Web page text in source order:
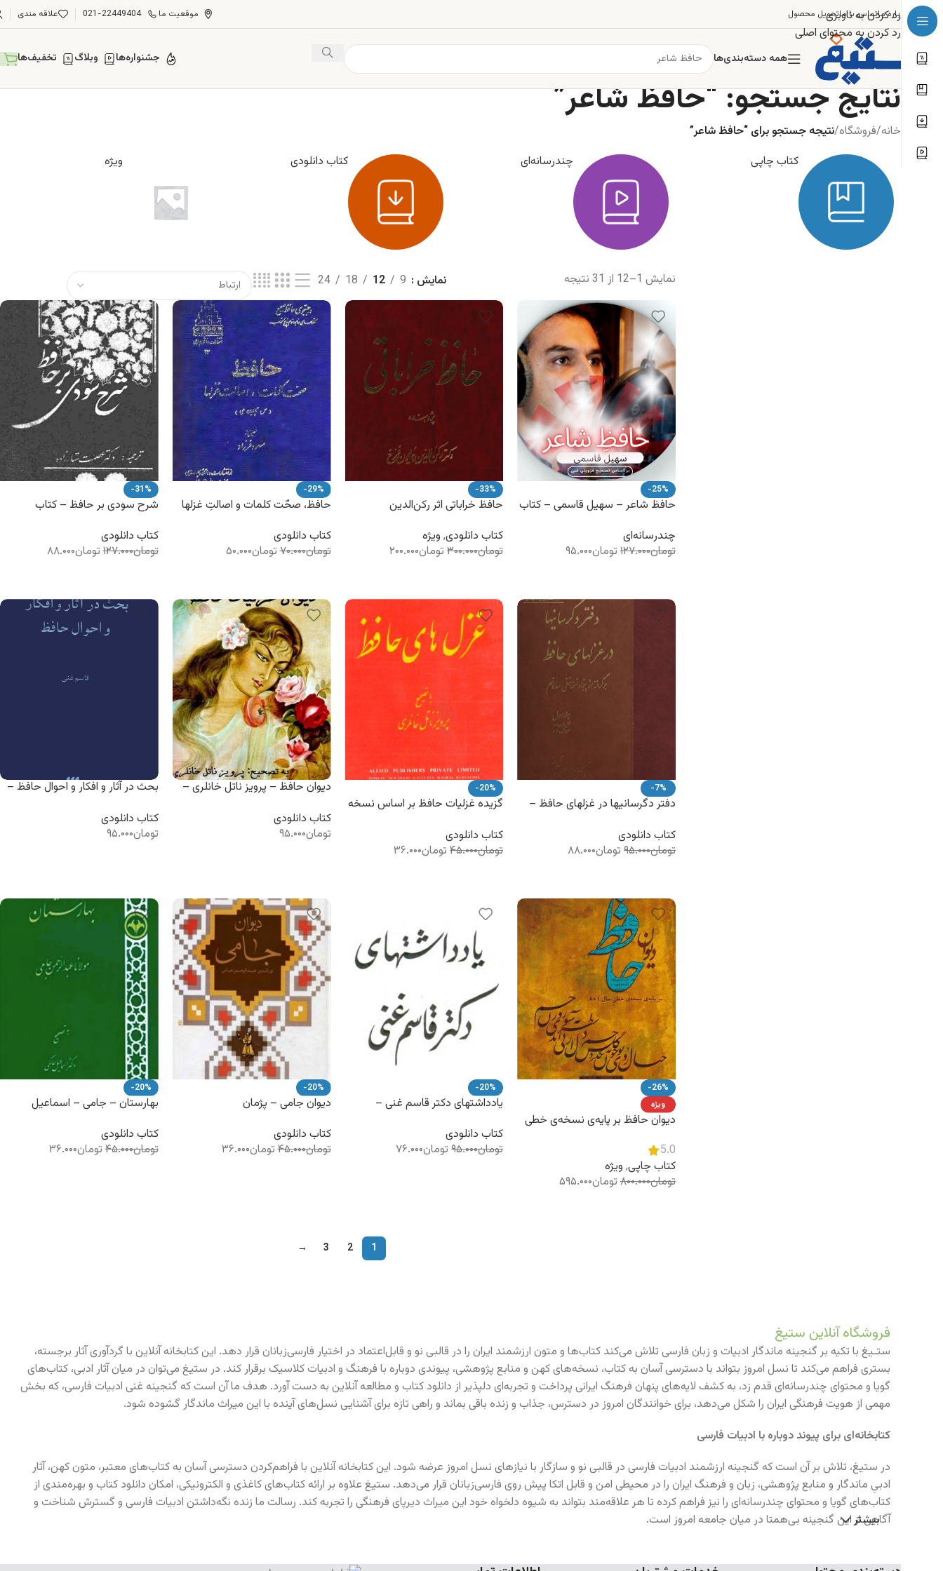
رد کردن به ناوبری
رد کردن به محتوای اصلی
درباره ماتماس با ماتحویل محصول موقعیت ما 021-22449404 علاقه مندی
همه دسته‌بندی‌ها جشنواره‌ها وبلاگ تخفیف‌ها
نتایج جستجو: “حافظ شاعر”
خانه/فروشگاه/نتیجه جستجو برای “حافظ شاعر”
کتاب چاپی
چندرسانه‌ای کتاب دانلودی ویژه
نمایش 1–12 از 31 نتیجه نمایش 9
12
18
24
-25%
حافظ شاعر – سهیل قاسمی – کتاب
چندرسانه‌ای
تومان۱۲۷.۰۰۰ تومان۹۵.۰۰۰
-33%
حافظ خراباتی اثر رکن‌الدین
کتاب دانلودی, ویژه
تومان۳۰۰.۰۰۰ تومان۲۰۰.۰۰۰
-29%
حافظ، صحّت کلمات و اصالتِ غزلها
کتاب دانلودی
تومان۷۰.۰۰۰تومان۵۰.۰۰۰
-31%
شرح سودی بر حافظ – کتاب
کتاب دانلودی
تومان۱۲۷.۰۰۰تومان۸۸.۰۰۰
-7%
دفتر دگرسانیها در غزلهای حافظ –
الکترونیکی
کتاب دانلودی
تومان۹۵.۰۰۰ تومان۸۸.۰۰۰
-20%
گزیده غزلیات حافظ بر اساس نسخه
الکترونیکی
کتاب دانلودی
تومان۴۵.۰۰۰ تومان۳۶.۰۰۰
دیوان حافظ – پرویز ناتل خانلری –
کتاب دانلودی
تومان۹۵.۰۰۰
بحث در آثار و افکار و احوال حافظ –
الکترونیکی
کتاب دانلودی
تومان۹۵.۰۰۰
-26%
ویژه
دیوان حافظ بر پایه‌ی نسخه‌ی خطی
5.0
کتاب چاپی, ویژه
تومان۸۰۰.۰۰۰ تومان۵۹۵.۰۰۰
-20%
یادداشتهای دکتر قاسم غنی –
الکترونیکی
کتاب دانلودی
تومان۹۵.۰۰۰ تومان۷۶.۰۰۰
-20%
دیوان جامی – پژمان
کتاب دانلودی
تومان۴۵.۰۰۰تومان۳۶.۰۰۰
-20%
بهارستان – جامی – اسماعیل
کتاب دانلودی
تومان۴۵.۰۰۰تومان۳۶.۰۰۰
1
2
3
→
فروشگاه آنلاین ستیغ
ستـیغ با تکیه بر گنجینه ماندگار ادبیات و زبان فارسی تلاش می‌کند کتاب‌ها و متون ارزشمند ایران را در قالبی نو و قابل‌اعتماد در اختیار فارسی‌زبانان قرار دهد. این کتابخانه آنلاین با گردآوری آثار برجسته،
بستری فراهم می‌کند تا نسل امروز بتواند با دسترسی آسان به کتاب، نسخه‌های کهن و منابع پژوهشی، پیوندی دوباره با فرهنگ و ادبیات کلاسیک برقرار کند. در ستیغ می‌توان در میان آثار ادبی، کتاب‌های
گویا و محتوای چندرسانه‌ای قدم زد، به کشف لایه‌های پنهان فرهنگ ایرانی پرداخت و تجربه‌ای دلپذیر از دانلود کتاب و مطالعه آنلاین به دست آورد. هدف ما آن است که گنجینه غنی ادبیات فارسی، که بخش
مهمی از هویت فرهنگی ایران را شکل می‌دهد، برای خوانندگان امروز در دسترس، جذاب و زنده باقی بماند و راهی تازه برای آشنایی نسل‌های آینده با این میراث ماندگار گشوده شود.
کتابخانه‌ای برای پیوند دوباره با ادبیات فارسی
در ستیغ، تلاش بر آن است که گنجینه ارزشمند ادبیات فارسی در قالبی نو و سازگار با نیازهای نسل امروز عرضه شود. این کتابخانه آنلاین با فراهم‌کردن دسترسی آسان به کتاب‌های معتبر، متون کهن، آثار
ادبیِ ماندگار و منابع پژوهشی، زبان و فرهنگ ایران را در محیطی امن و قابل اتکا پیش روی فارسی‌زبانان قرار می‌دهد. ستیغ علاوه بر ارائه کتاب‌های کاغذی و الکترونیکی، امکان دانلود کتاب و بهره‌مندی از
کتاب‌های گویا و محتوای چندرسانه‌ای را نیز فراهم کرده تا هر علاقه‌مند بتواند به شیوه دلخواه خود این میراث دیرپای فرهنگی را تجربه کند. رسالت ما زنده نگه‌داشتن ادبیات فارسی و گسترش شناخت و
آگاهی از این گنجینه بی‌همتا در میان جامعه امروز است.
بیشتر